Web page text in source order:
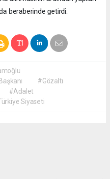
da beraberinde getirdi.
#Gözaltı
#Adalet
Siyaseti